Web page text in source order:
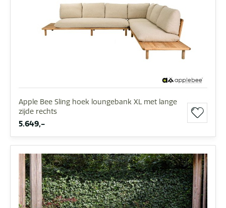
Apple Bee Sling hoek loungebank XL met lange
zijde rechts
5.649,-